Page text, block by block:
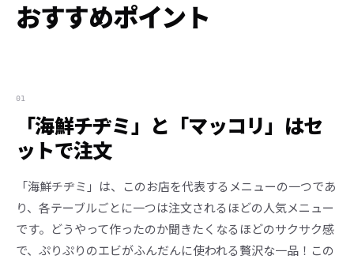
おすすめポイント
01
「海鮮チヂミ」と「マッコリ」はセ
ットで注文
「海鮮チヂミ」は、このお店を代表するメニューの一つであ
り、各テーブルごとに一つは注文されるほどの人気メニュー
です。どうやって作ったのか聞きたくなるほどのサクサク感
で、ぷりぷりのエビがふんだんに使われる贅沢な一品！この